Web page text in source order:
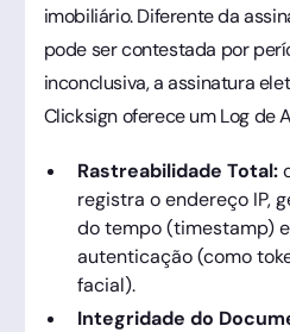
imobiliário. Diferente da
pode ser contestada por
inconclusiva, a assinatura
Clicksign oferece um Log de
Rastreabilidade Total:
registra o endereço IP,
do tempo (timestamp)
autenticação (como
facial).
Integridade do